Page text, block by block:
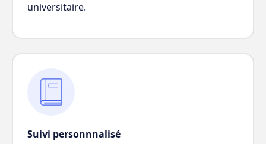
universitaire.
Suivi personnnalisé